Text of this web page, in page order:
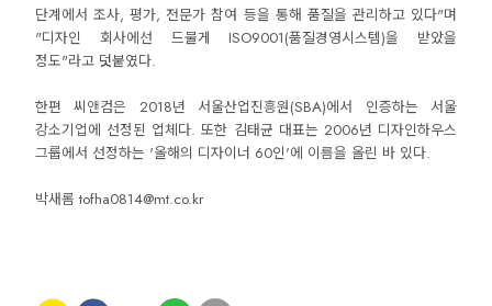
단계에서 조사, 평가, 전문가 참여 등을 통해 품질을 관리하고 있다"며
"디자인 회사에선 드물게 ISO9001(품질경영시스템)을 받았을
정도"라고 덧붙였다.
한편 씨앤컴은 2018년 서울산업진흥원(SBA)에서 인증하는 서울
강소기업에 선정된 업체다. 또한 김태균 대표는 2006년 디자인하우스
그룹에서 선정하는 '올해의 디자이너 60인'에 이름을 올린 바 있다.